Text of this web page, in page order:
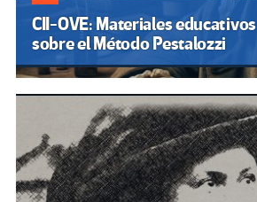
CII-OVE: Materiales educativos
sobre el Método Pestalozzi